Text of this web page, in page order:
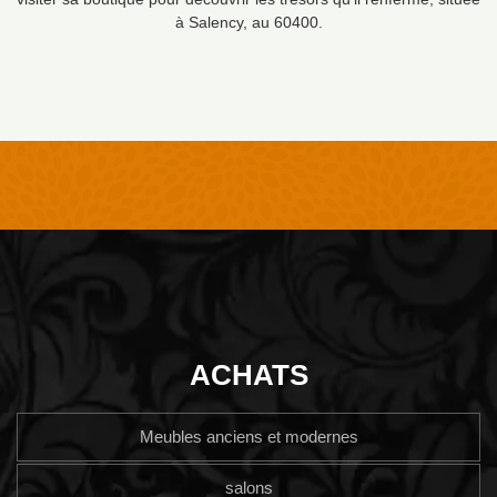
à Salency, au 60400.
ACHATS
Meubles anciens et modernes
salons